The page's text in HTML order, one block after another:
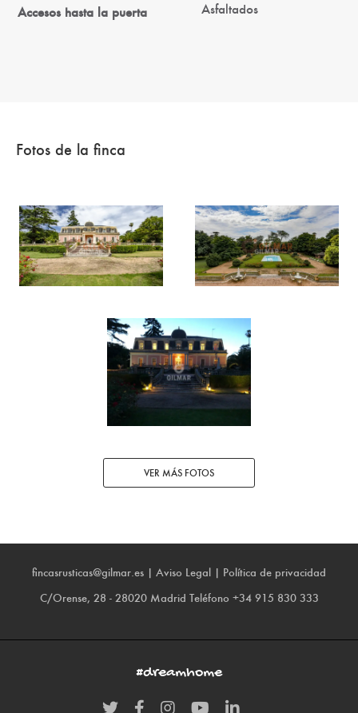
Accesos hasta la puerta Asfaltados
Fotos de la finca
VER MÁS FOTOS
fincasrusticas@gilmar.es | Aviso Legal | Política de privacidad
C/Orense, 28 - 28020 Madrid Teléfono +34 915 830 333
#dreamhome